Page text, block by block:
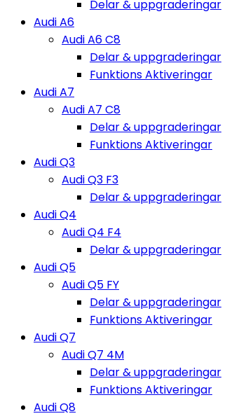
Delar & uppgraderingar
Audi A6
Audi A6 C8
Delar & uppgraderingar
Funktions Aktiveringar
Audi A7
Audi A7 C8
Delar & uppgraderingar
Funktions Aktiveringar
Audi Q3
Audi Q3 F3
Delar & uppgraderingar
Audi Q4
Audi Q4 F4
Delar & uppgraderingar
Audi Q5
Audi Q5 FY
Delar & uppgraderingar
Funktions Aktiveringar
Audi Q7
Audi Q7 4M
Delar & uppgraderingar
Funktions Aktiveringar
Audi Q8